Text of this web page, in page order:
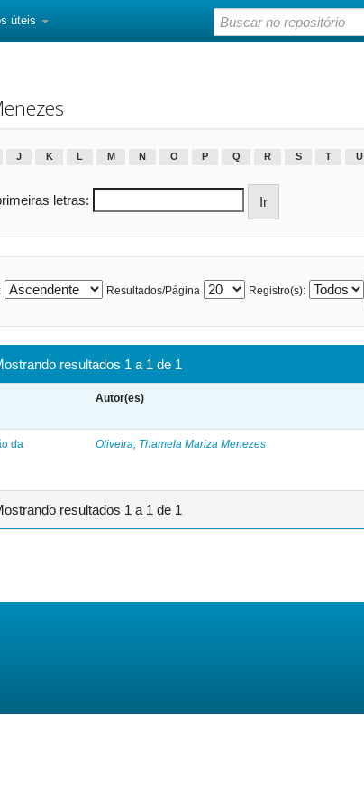
úteis
J K L M N O P Q R S T U
letras:
Resultados/Página Registro(s):
resultados 1 a 1 de 1
Autor(es)
da
Oliveira, Thamela Mariza Menezes
resultados 1 a 1 de 1